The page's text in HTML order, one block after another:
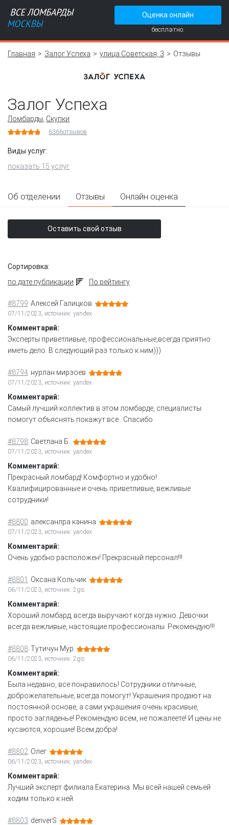
Оценка онлайн
бесплатно.
Главная Залог Успеха улица Советская, 3 Отзывы
Залог Успеха
Ломбарды Скупки
6366отзывов
Виды услуг:
показать 15 услуг
Об отделении Отзывы Онлайн оценка
Оставить свой отзыв
Сортировка:
по дате публикации
По рейтингу
#8799 Алексей Галицков
07/11/2023, источник: yandex
Комментарий:
Эксперты приветливые, профессиональные,всегда приятно
иметь дело. В следующий раз только к ним)))
#8794 нурлан мирзоев
07/11/2023, источник: yandex
Комментарий:
Самый лучший коллектив в этом ломбарде, специалисты
помогут объяснять покажут все . Спасибо
#8798 Светлана Б.
07/11/2023, источник: yandex
Комментарий:
Прекрасный ломбард! Комфортно и удобно!
Квалифицированные и очень приветливые, вежливые
сотрудники!
#8800 алексанлра канина
07/11/2023, источник: yandex
Комментарий:
Очень удобно расположен! Прекрасный персонал!!!
#8801 Оксана Кольчик
06/11/2023, источник: 2gis
Комментарий:
Хороший ломбард, всегда выручают когда нужно. Девочки
всегда вежливые, настоящие профессионалы. Рекомендую!!!
#8808 Тутичун Мур
06/11/2023, источник: 2gis
Комментарий:
Была недавно, все понравилось! Сотрудники отличные,
доброжелательные, всегда помогут! Украшения продают на
постоянной основе, а сами украшения очень красивые,
просто загляденье! Рекомендую всем, не пожалеете! И цены не
кусаются, хорошие! Всем добра!
#8802 Олег
06/11/2023, источник: yandex
Комментарий:
Лучший эксперт филиала Екатерина. Мы всей нашей семьей
ходим только к ней.
#8803 denverS